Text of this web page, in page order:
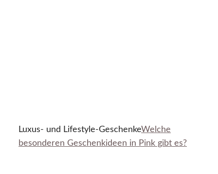
Luxus- und Lifestyle-GeschenkeWelche
besonderen Geschenkideen in Pink gibt es?